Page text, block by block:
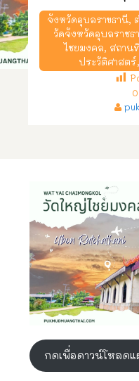
จังหวัดอุบลราขธานี,
วัดจังหวัดอุบลราชธ
ไชยมงคล, สถาน
ประวัติศาสตร์,
กดเพื่อดาวน์โหลดแ